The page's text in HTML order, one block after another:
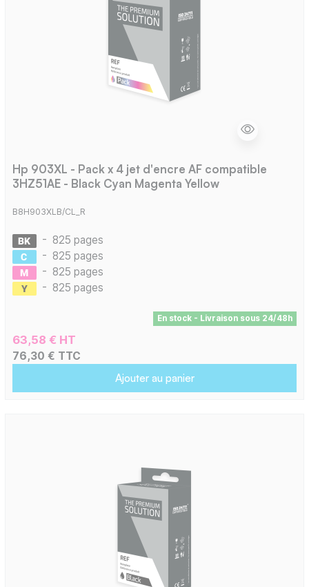
Hp 903XL - Pack x 4 jet d'encre AF compatible
3HZ51AE - Black Cyan Magenta Yellow
B8H903XLB/CL_R
- 825 pages
- 825 pages
- 825 pages
- 825 pages
En stock - Livraison sous 24/48h
63,58 € HT
76,30 € TTC
Ajouter au panier